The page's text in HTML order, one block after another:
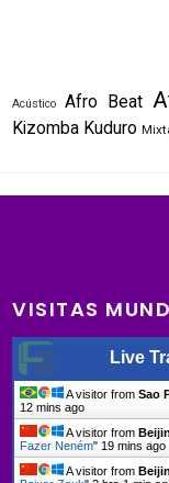
Acústico Afro Beat
Kizomba Kuduro
VISITAS
Live
A visitor fromSao
12 mins ago
A visitor from
Fazer Neném" 19 mins ago
A visitor from